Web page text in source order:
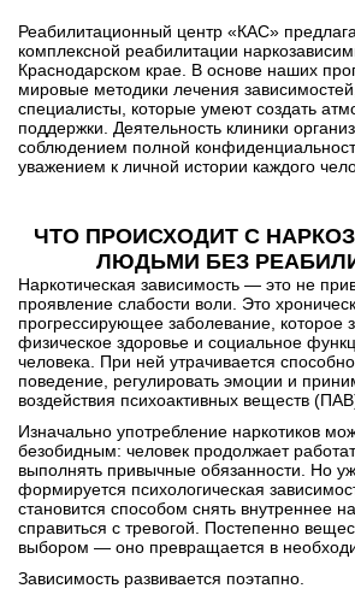
Реабилитационный центр «КАС»
комплексной реабилитации
Краснодарском крае. В основе наших
мировые методики лечения
специалисты, которые умеют создать
поддержки. Деятельность клиники
соблюдением полной
уважением к личной истории каждого
ЧТО ПРОИСХОДИТ С
ЛЮДЬМИ БЕЗ
Наркотическая зависимость — это не
проявление слабости воли. Это
прогрессирующее заболевание, которое
физическое здоровье и социальное
человека. При ней утрачивается
поведение, регулировать эмоции и
воздействия психоактивных веществ
Изначально употребление наркотиков
безобидным: человек продолжает
выполнять привычные обязанности. Но
формируется психологическая
становится способом снять внутреннее
справиться с тревогой. Постепенно
выбором — оно превращается в
Зависимость развивается поэтапно.